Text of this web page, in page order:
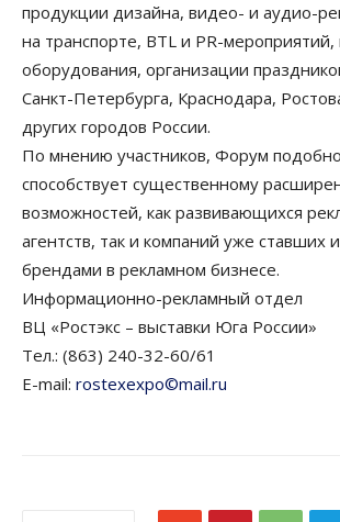
продукции дизайна, видео- и аудио-
на транспорте, BTL и PR-мероприятий,
оборудования, организации
Санкт-Петербурга, Краснодара,
других городов России.
По мнению участников, Форум
способствует существенному
возможностей, как развивающихся
агентств, так и компаний уже ставших
брендами в рекламном бизнесе.
Информационно-рекламный отдел
ВЦ «Ростэкс – выставки Юга России»
Тел.: (863) 240-32-60/61
E-mail: rostexexpo©mail.ru